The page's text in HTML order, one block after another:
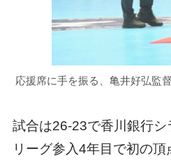
応援席に手を振る、亀井好弘監
試合は26-23で香川銀行シ
リーグ参入4年目で初の